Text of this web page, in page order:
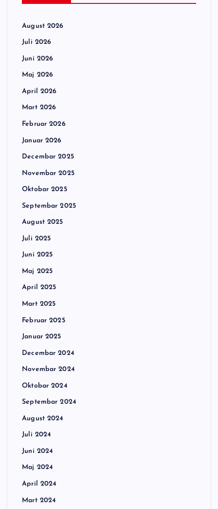
August 2026
Juli 2026
Juni 2026
Maj 2026
April 2026
Mart 2026
Februar 2026
Januar 2026
Decembar 2025
Novembar 2025
Oktobar 2025
Septembar 2025
August 2025
Juli 2025
Juni 2025
Maj 2025
April 2025
Mart 2025
Februar 2025
Januar 2025
Decembar 2024
Novembar 2024
Oktobar 2024
Septembar 2024
August 2024
Juli 2024
Juni 2024
Maj 2024
April 2024
Mart 2024